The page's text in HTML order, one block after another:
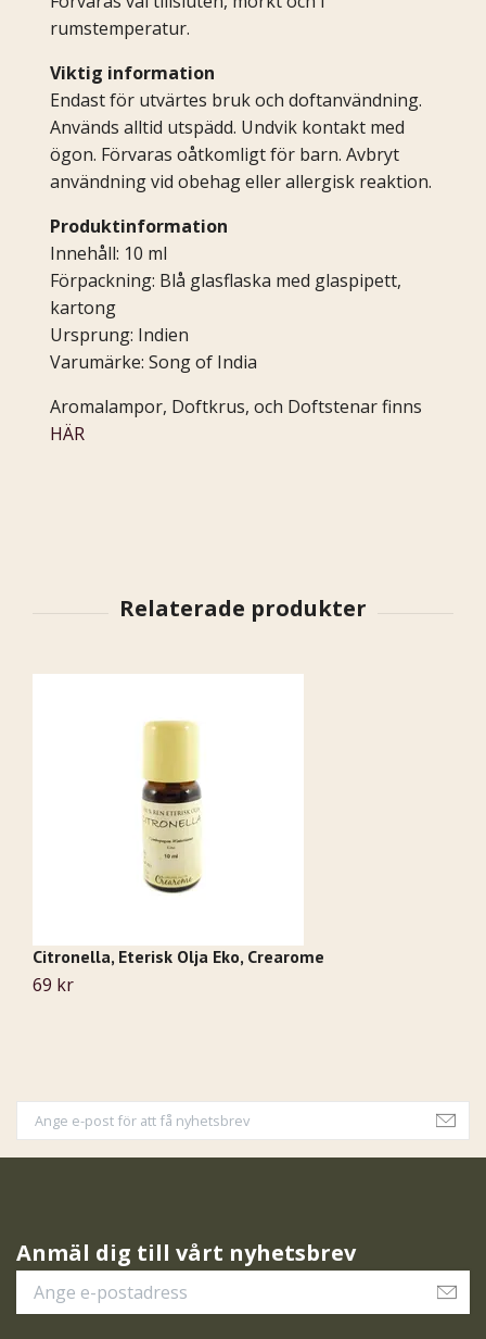
rumstemperatur.
Viktig information
Endast för utvärtes bruk och doftanvändning.
Används alltid utspädd. Undvik kontakt med
ögon. Förvaras oåtkomligt för barn. Avbryt
användning vid obehag eller allergisk reaktion.
Produktinformation
Innehåll: 10 ml
Förpackning: Blå glasflaska med glaspipett,
kartong
Ursprung: Indien
Varumärke: Song of India
Aromalampor, Doftkrus, och Doftstenar finns
HÄR
Citronella, Eterisk Olja Eko, Crearome
69 kr
Anmäl dig till vårt nyhetsbrev